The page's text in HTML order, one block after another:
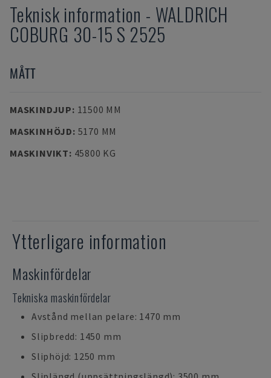
Teknisk information - WALDRICH
COBURG 30-15 S 2525
MÅTT
MASKINDJUP: 11500 MM
MASKINHÖJD: 5170 MM
MASKINVIKT: 45800 KG
Ytterligare information
Maskinfördelar
Tekniska maskinfördelar
Avstånd mellan pelare: 1470 mm
Slipbredd: 1450 mm
Sliphöjd: 1250 mm